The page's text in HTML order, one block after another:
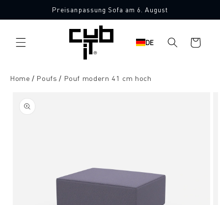
Inhalt
Preisanpassung Sofa am 6. August
DE Warenkorb
Home Poufs Pouf modern 41 cm hoch
Made in Germany 🖤